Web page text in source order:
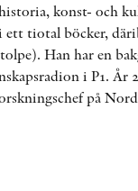
konst- och
tiotal böcker,
Han har en
i P1. År
på